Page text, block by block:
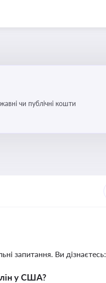
чи публічні кошти
запитання. Ви дізнаєтесь:
у США?